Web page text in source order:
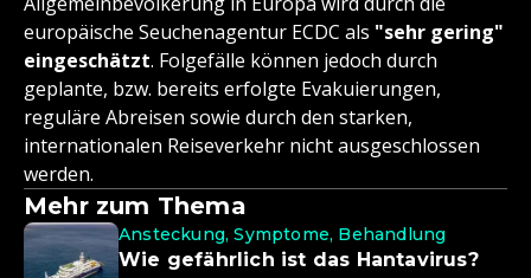
europäische Seuchenagentur ECDC als "sehr gering"
eingeschätzt. Folgefälle können jedoch durch
geplante, bzw. bereits erfolgte Evakuierungen,
reguläre Abreisen sowie durch den starken,
internationalen Reiseverkehr nicht ausgeschlossen
werden.
Mehr zum Thema
Ansteckung, Symptome, Behandlung
Wie gefährlich ist das Hantavirus?